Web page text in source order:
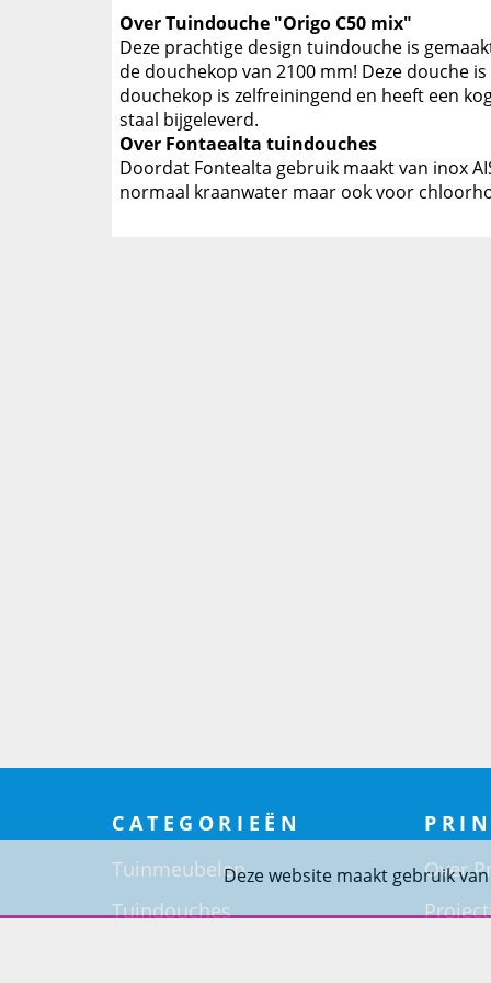
Over Tuindouche "Origo C50 mix"
Deze prachtige design tuindouche is
de douchekop van 2100 mm! Deze douche
douchekop is zelfreiningend en heeft een
staal bijgeleverd.
Over Fontaealta tuindouches
Doordat Fontealta gebruik maakt van inox
normaal kraanwater maar ook voor
Deze website maakt gebruik
CATEGORIEËN
Tuinmeubelen
Tuindouches
Over